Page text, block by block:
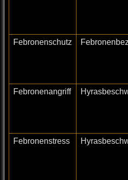
Febronenschutz
Febronenangriff
Febronenstress